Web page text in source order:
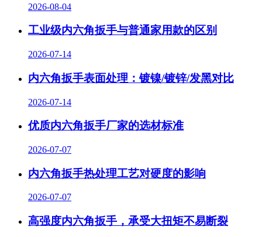
2026-08-04
工业级内六角扳手与普通家用款的区别
2026-07-14
内六角扳手表面处理：镀镍/镀锌/发黑对比
2026-07-14
优质内六角扳手厂家的选材标准
2026-07-07
内六角扳手热处理工艺对硬度的影响
2026-07-07
高强度内六角扳手，承受大扭矩不易断裂